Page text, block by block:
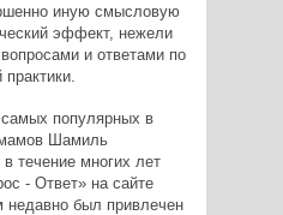
иную смысловую
эффект, нежели
и ответами по
популярных в
Шамиль
течение многих лет
- Ответ» на сайте
недавно был привлечен